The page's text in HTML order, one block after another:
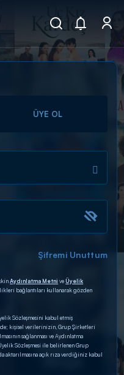
ÜYE OL
Şifremi Unuttum
Aydınlatma Metni veÜyelik
bağlantıları kullanarak gözden
Sözleşmesini kabul etmiş
kişisel verilerinizin, Grup Şirketleri
sağlanması ve Aydınlatma
Sözleşmesi ile belirlenen Grup
aktarılmasına açık rıza verdiğiniz kabul